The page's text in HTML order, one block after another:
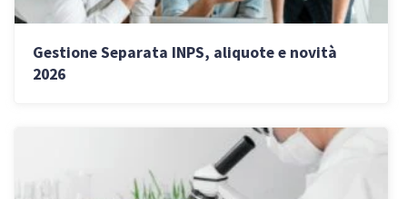
Gestione Separata INPS, aliquote e novità
2026